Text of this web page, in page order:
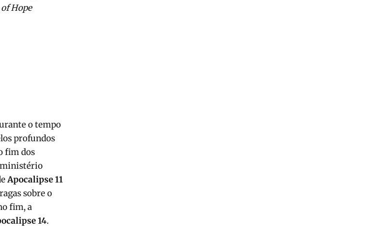
of Hope
o tempo
profundos
fim dos
ministério
Apocalipse 11
sobre o
fim, a
14.